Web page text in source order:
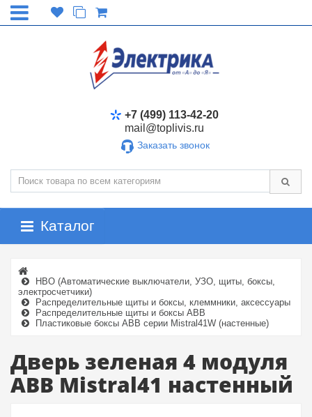
+7 (499) 113-42-20
mail@toplivis.ru
Заказать звонок
Каталог
НВО (Автоматические выключатели, УЗО, щиты, боксы,
электросчетчики)
Распределительные щиты и боксы, клеммники, аксессуары
Распределительные щиты и боксы ABB
Пластиковые боксы ABB серии Mistral41W (настенные)
Дверь зеленая 4 модуля
ABB Mistral41 настенный